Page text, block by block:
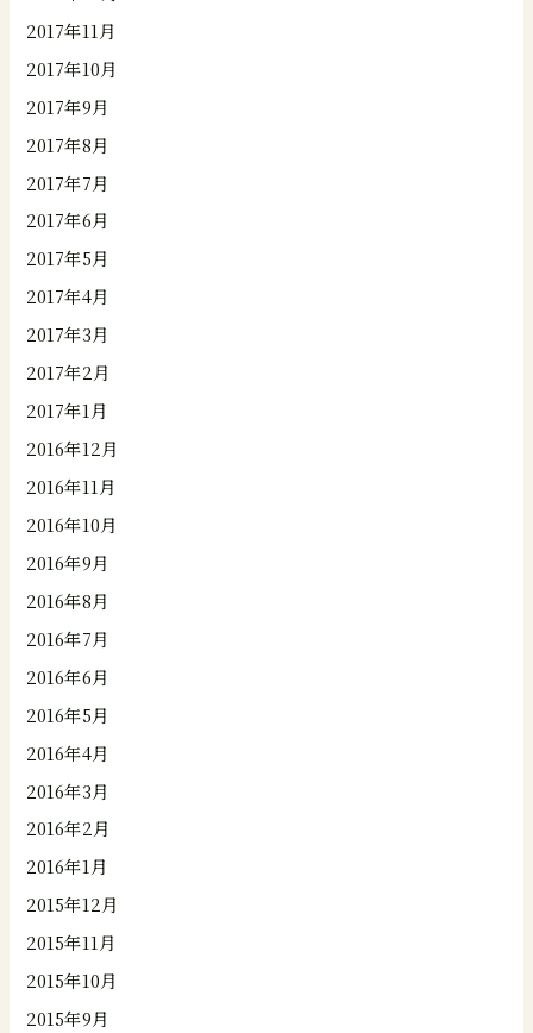
2017年11月
2017年10月
2017年9月
2017年8月
2017年7月
2017年6月
2017年5月
2017年4月
2017年3月
2017年2月
2017年1月
2016年12月
2016年11月
2016年10月
2016年9月
2016年8月
2016年7月
2016年6月
2016年5月
2016年4月
2016年3月
2016年2月
2016年1月
2015年12月
2015年11月
2015年10月
2015年9月